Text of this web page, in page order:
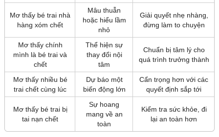
Mơ thấy bé trai nhà
hàng xóm chết
Mâu thuẫn
hoặc hiểu lầm
nhỏ
Giải quyết nhẹ nhàng,
đừng làm to chuyện
Mơ thấy chính
mình là bé trai và
chết
Thể hiện sự
thay đổi nội
tâm
Chuẩn bị tâm lý cho
quá trình trưởng thành
Mơ thấy nhiều bé
trai chết cùng lúc
Dự báo một
biến động lớn
Cẩn trọng hơn với các
quyết định sắp tới
Mơ thấy bé trai bị
tai nạn chết
Sự hoang
mang về an
toàn
Kiểm tra sức khỏe, đi
lại an toàn hơn